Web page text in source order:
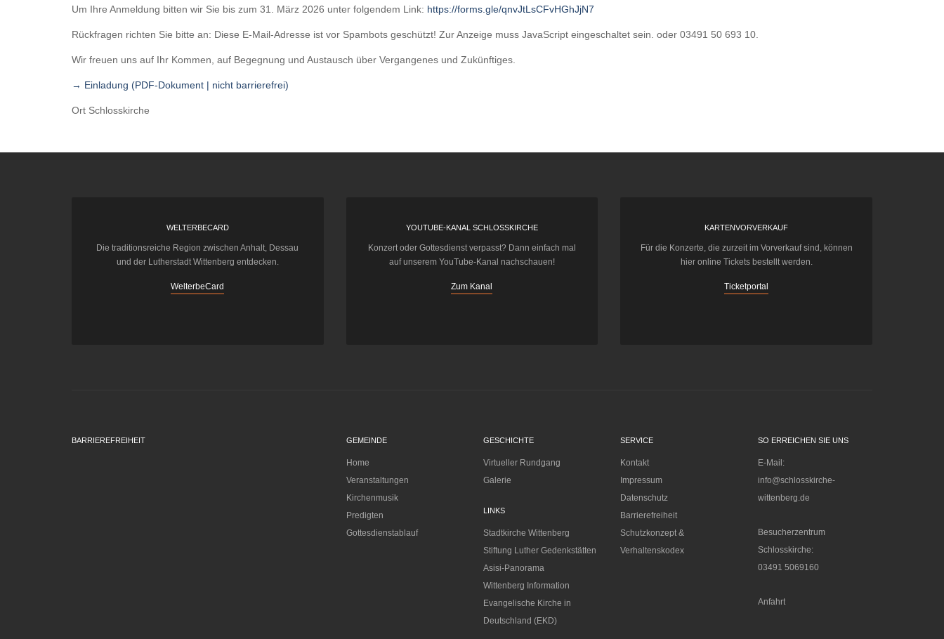
Um Ihre Anmeldung bitten wir Sie bis zum 31. März 2026 unter folgendem Link: https://forms.gle/qnvJtLsCFvHGhJjN7
Rückfragen richten Sie bitte an: Diese E-Mail-Adresse ist vor Spambots geschützt! Zur Anzeige muss JavaScript eingeschaltet sein. oder 03491 50 693 10.
Wir freuen uns auf Ihr Kommen, auf Begegnung und Austausch über Vergangenes und Zukünftiges.
→ Einladung (PDF-Dokument | nicht barrierefrei)
Ort Schlosskirche
WELTERBECARD
Die traditionsreiche Region zwischen Anhalt, Dessau
und der Lutherstadt Wittenberg entdecken.
WelterbeCard
YOUTUBE-KANAL SCHLOSSKIRCHE
Konzert oder Gottesdienst verpasst? Dann einfach mal
auf unserem YouTube-Kanal nachschauen!
Zum Kanal
KARTENVORVERKAUF
Für die Konzerte, die zurzeit im Vorverkauf sind, können
hier online Tickets bestellt werden.
Ticketportal
BARRIEREFREIHEIT GEMEINDE
Home
Veranstaltungen
Kirchenmusik
Predigten
Gottesdienstablauf
GESCHICHTE
Virtueller Rundgang
Galerie
LINKS
Stadtkirche Wittenberg
Stiftung Luther Gedenkstätten
Asisi-Panorama
Wittenberg Information
Evangelische Kirche in
Deutschland (EKD)
SERVICE
Kontakt
Impressum
Datenschutz
Barrierefreiheit
Schutzkonzept &
Verhaltenskodex
SO ERREICHEN SIE UNS
E-Mail:
info@schlosskirche-
wittenberg.de
Besucherzentrum
Schlosskirche:
03491 5069160
Anfahrt